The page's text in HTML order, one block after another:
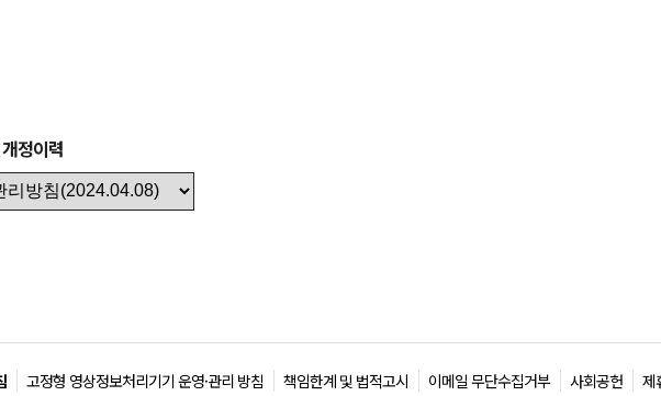
정이력
고정형 영상정보처리기기 운영·관리 방침 책임한계 및 법적고시 이메일 무단수집거부 사회공헌 제